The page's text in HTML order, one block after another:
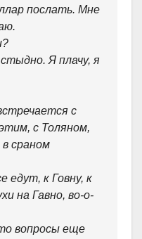
послать. Мне
Я плачу, я
с
с Толяном,
сраном
едут, к Говну, к
на Гавно, во-о-
вопросы еще